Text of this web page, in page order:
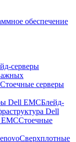
обеспечение
серверы
Стоечные серверы
Dell EMCБлейд-
Dell
EMCСтоечные
Сверхплотные